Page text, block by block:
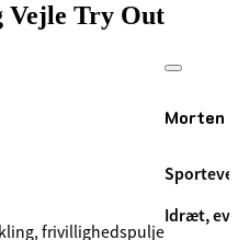
Vejle Try Out
frivillighedspulje
Morten
Idræt,